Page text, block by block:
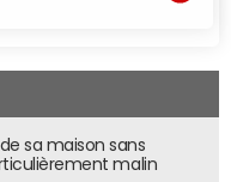
sa maison sans
malin